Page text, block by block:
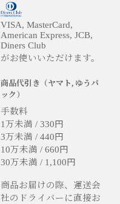
VISA, MasterCard,
American Express, JCB,
Diners Club
がお使いいただけます。
商品代引き（ヤマト, ゆうパ
ック）
手数料
1万未満 / 330円
3万未満 / 440円
10万未満 / 660円
30万未満 / 1,100円
商品お届けの際、運送会
社のドライバーに直接お